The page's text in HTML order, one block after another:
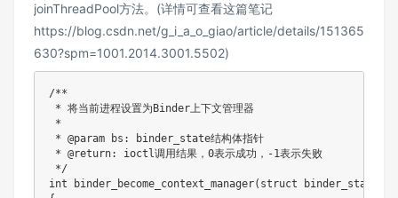
joinThreadPool方法。(详情可查看这篇笔记
https://blog.csdn.net/g_i_a_o_giao/article/details/151365
630?spm=1001.2014.3001.5502)
/**
* 将当前进程设置为Binder上下文管理器
*
* @param bs: binder_state结构体指针
* @return: ioctl调用结果，0表示成功，-1表示失败
*/
int binder_become_context_manager(struct binder_state